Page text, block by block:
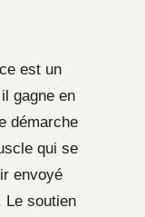
est un
gagne en
démarche
qui se
envoyé
Le soutien